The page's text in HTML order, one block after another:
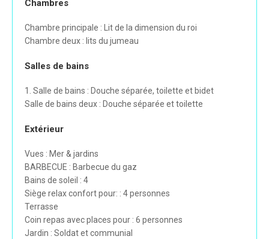
Chambres
Chambre principale : Lit de la dimension du roi
Chambre deux : lits du jumeau
Salles de bains
1. Salle de bains : Douche séparée, toilette et bidet
Salle de bains deux : Douche séparée et toilette
Extérieur
Vues : Mer & jardins
BARBECUE : Barbecue du gaz
Bains de soleil : 4
Siège relax confort pour: : 4 personnes
Terrasse
Coin repas avec places pour : 6 personnes
Jardin : Soldat et communial